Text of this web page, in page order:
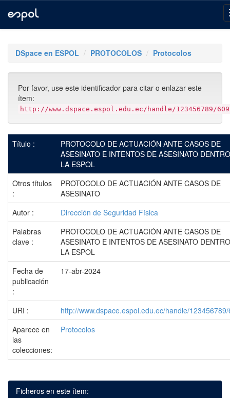
navigationDSpace en ESPOL PROTOCOLOS Protocolos
Por favor, use este identificador para citar o enlazar este
ítem:
http://www.dspace.espol.edu.ec/handle/123456789/
Título :
PROTOCOLO DE ACTUACIÓN ANTE CASOS DE
ASESINATO E INTENTOS DE ASESINATO
LA ESPOL
Otros títulos
:
PROTOCOLO DE ACTUACIÓN ANTE CASOS DE
ASESINATO
Autor :
Dirección de Seguridad Física
Palabras
clave :
PROTOCOLO DE ACTUACIÓN ANTE CASOS DE
ASESINATO E INTENTOS DE ASESINATO
LA ESPOL
Fecha de
publicación
:
17-abr-2024
URI :
http://www.dspace.espol.edu.ec/handle/
Aparece en
las
colecciones:
Protocolos
Ficheros en este ítem: